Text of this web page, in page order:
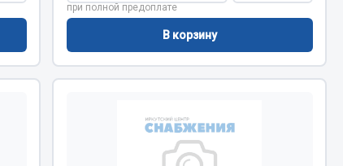
Всё для сварки
Газосварка
Маски, краги сварщика
Сварочное оборудование
при полной предоплате
В корзину